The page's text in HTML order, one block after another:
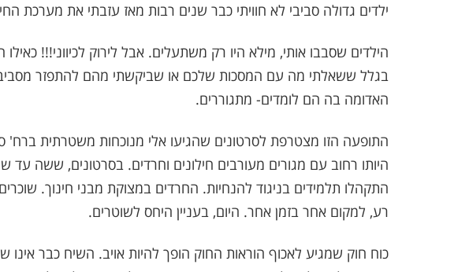
ילדים גדולה סביבי לא חוויתי כבר שנים רבות מאז עזבתי את מערכת
הילדים שסבבו אותי, מילא היו רק משתעלים. אבל לירוק לכיווני!!!
בגלל ששאלתי מה עם המסכות שלכם או שביקשתי מהם להתפזר
האדומה בה הם לומדים- מתגוררים.
התופעה הזו מצטרפת לסרטונים שהגיעו אלי מנוכחות משטרתית ברח'
היותו רחוב עם מגורים מעורבים חילונים וחרדים. בסרטונים, ששה עד
התקהלו תלמידים בניגוד להנחיות. החרדים במצוקת מבני חינוך.
רע, למקום אחר בזמן אחר. היום, בעניין היחס לשוטרים.
כוח חוק שמגיע לאכוף הוראות החוק הופך להיות אויב. השיח כבר אינו